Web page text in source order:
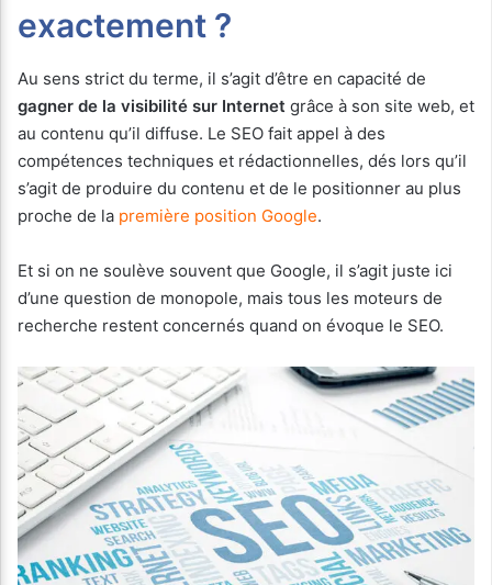
exactement ?
Au sens strict du terme, il s’agit d’être en capacité de
gagner de la visibilité sur Internet grâce à son site web, et
au contenu qu’il diffuse. Le SEO fait appel à des
compétences techniques et rédactionnelles, dés lors qu’il
s’agit de produire du contenu et de le positionner au plus
proche de la première position Google.
Et si on ne soulève souvent que Google, il s’agit juste ici
d’une question de monopole, mais tous les moteurs de
recherche restent concernés quand on évoque le SEO.